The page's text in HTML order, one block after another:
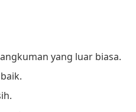
yang luar biasa.